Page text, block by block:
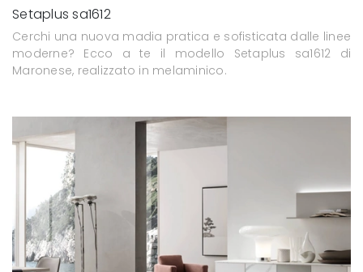
Setaplus sa1612
Cerchi una nuova madia pratica e sofisticata dalle linee
moderne? Ecco a te il modello Setaplus sa1612 di
Maronese, realizzato in melaminico.